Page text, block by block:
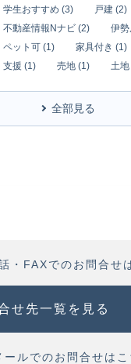
学生おすすめ (3) 戸建 (2)
不動産情報Nナビ (2) 伊
ペット可 (1) 家具付き (1)
支援 (1) 売地 (1) 土
全部見る
・FAXでのお問合せ
せ先一覧を見る
ールでのお問合せはこ